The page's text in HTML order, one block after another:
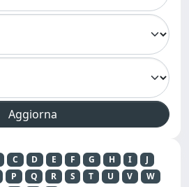
C D E F G H I
J
P Q R S T U V
W